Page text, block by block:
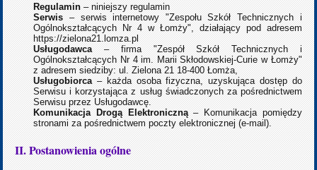
Regulamin – niniejszy regulamin
Serwis – serwis internetowy "Zespołu Szkół Technicznych i
Ogólnokształcących Nr 4 w Łomży", działający pod adresem
https://zielona21.lomza.pl
Usługodawca – firma "Zespół Szkół Technicznych i
Ogólnokształcących Nr 4 im. Marii Skłodowskiej-Curie w Łomży"
z adresem siedziby: ul. Zielona 21 18-400 Łomża,
Usługobiorca – każda osoba fizyczna, uzyskująca dostęp do
Serwisu i korzystająca z usług świadczonych za pośrednictwem
Serwisu przez Usługodawcę.
Komunikacja Drogą Elektroniczną– Komunikacja pomiędzy
stronami za pośrednictwem poczty elektronicznej (e-mail).
II. Postanowienia ogólne